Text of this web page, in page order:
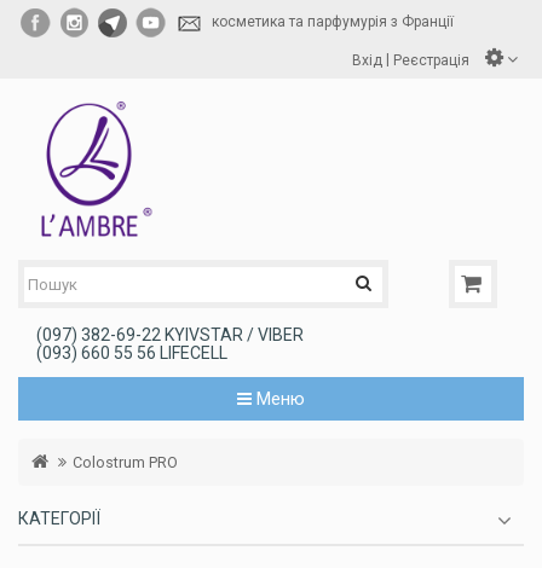
косметика та парфумурія з Франції
Вхід Реєстрація
(097) 382-69-22 KYIVSTAR / VIBER
(093) 660 55 56 LIFECELL
Меню
Colostrum PRO
КАТЕГОРІЇ